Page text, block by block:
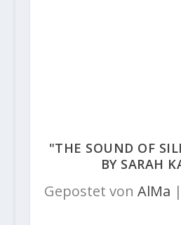
"THE SOUND OF
BY SARAH
Gepostet von AlMa |